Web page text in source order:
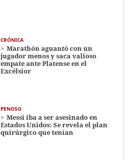
CRÓNICA
Marathón aguantó con un
jugador menos y saca valioso
empate ante Platense en el
Excélsior
PENOSO
Messi iba a ser asesinado en
Estados Unidos: Se revela el plan
quirúrgico que tenían